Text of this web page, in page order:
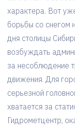
характера. Вот
борьбы со снегом
дня столицы
возбуждать
за несоблюдение
движения. Для
серьезной
хватается за
Гидрометцентр,